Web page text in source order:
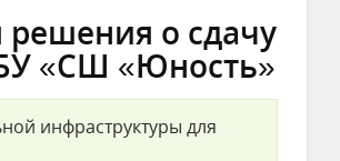
о сдачу
«СШ «Юность»
инфраструктуры для